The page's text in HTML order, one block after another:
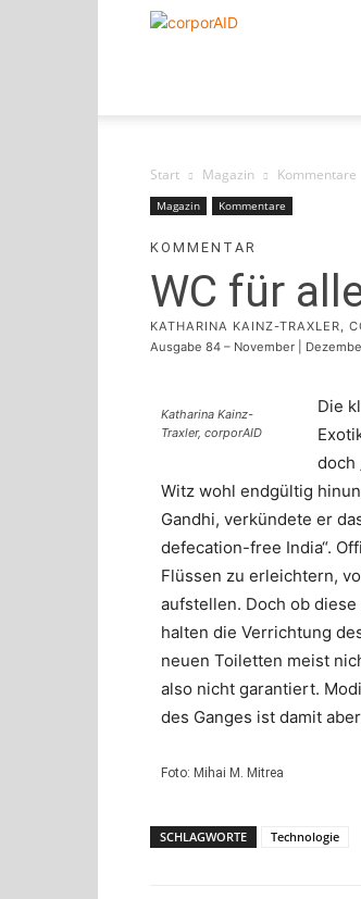
corporAID
Start Magazin Kommentare
Magazin Kommentare
KOMMENTAR
WC für
KATHARINA KAINZ-TRAXLER,
Ausgabe 84 – November |
Katharina Kainz-
Traxler, corporAID
Die
doch
Witz wohl endgültig
Gandhi, verkündete er
defecation-free India“.
Flüssen zu erleichtern,
aufstellen. Doch ob
halten die Verrichtung
neuen Toiletten meist
also nicht garantiert.
des Ganges ist damit
Foto: Mihai M. Mitrea
SCHLAGWORTE Technologie